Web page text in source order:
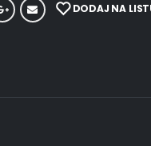
DODAJ NA